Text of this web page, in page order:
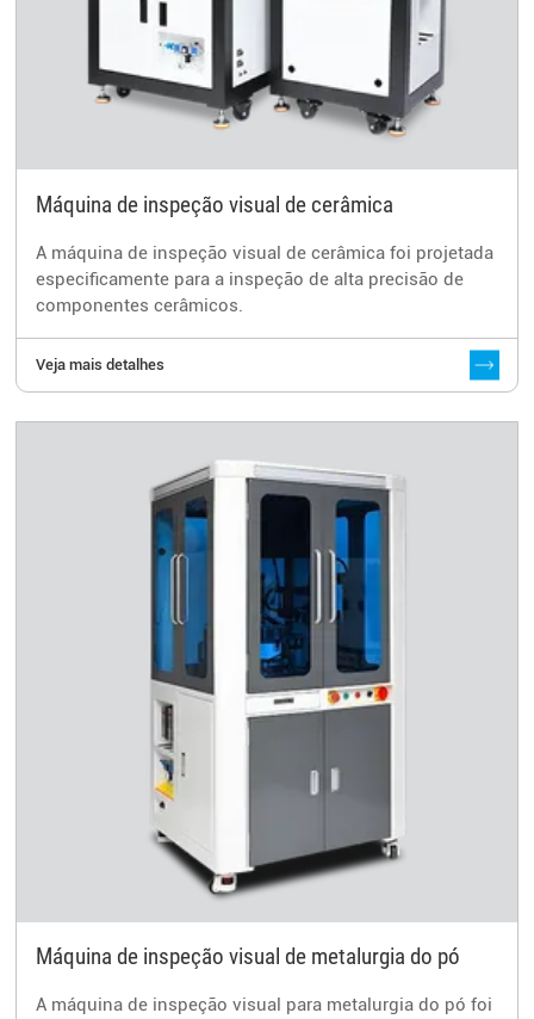
Máquina de inspeção visual de cerâmica
A máquina de inspeção visual de cerâmica foi projetada
especificamente para a inspeção de alta precisão de
componentes cerâmicos.
Veja mais detalhes
Máquina de inspeção visual de metalurgia do pó
A máquina de inspeção visual para metalurgia do pó foi